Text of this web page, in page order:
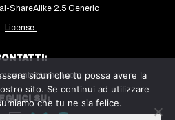
EUROPA
ORIENTE
MONDO
ShareAlike 2.5 Generic
License.
SU:
sicuri che tu possa avere la
sito. Se continui ad utilizzare
che tu ne sia felice.